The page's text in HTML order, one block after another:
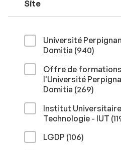
Site
Université
Domitia (940)
Offre de
l'Université
Domitia (269résultats
)
Institut
Technologie - IUT
LGDP (106résultats
)